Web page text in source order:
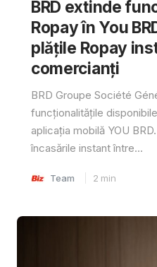
BRD extinde
Ropay în You
plățile Ropay
comercianți
BRD Groupe Société
funcționalitățile
aplicația mobilă YOU
încasările instant între...
Team 2 min